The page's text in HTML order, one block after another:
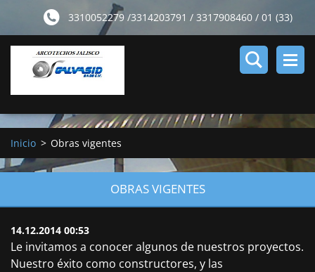
3310052279 /3314203791 / 3317908460 / 01 (33)
16503447 01 ( 33) 33337790
Inicio > Obras vigentes
OBRAS VIGENTES
14.12.2014 00:53
Le invitamos a conocer algunos de nuestros proyectos.
Nuestro éxito como constructores, y las